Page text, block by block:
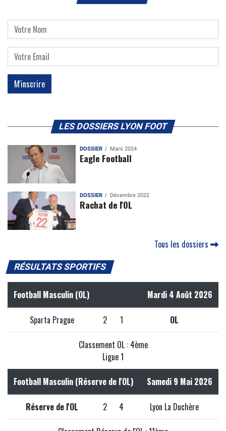
LES DOSSIERS LYON FOOT
DOSSIER Mars 2024
Eagle Football
DOSSIER Décembre 2022
Rachat de l'OL
Tous les dossiers
RÉSULTATS SPORTIFS
Football Masculin (OL) Mardi 4 Août 2026
Sparta Prague 2 1 OL
Classement OL : 4ème
Ligue 1
Football Masculin (Réserve de l'OL) Samedi 9 Mai 2026
Réserve de l'OL 2 4 Lyon La Duchère